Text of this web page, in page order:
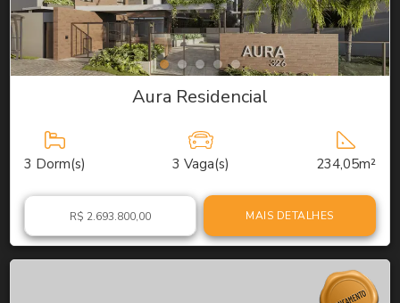
Aura Residencial
3 Dorm(s) 3 Vaga(s) 234,05m²
R$ 2.693.800,00 MAIS DETALHES